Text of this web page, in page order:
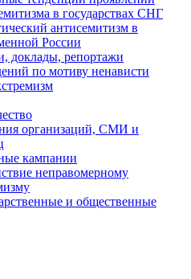
в государствах СНГ
антисемитизм в
России
доклады, репортажи
по мотиву ненависти
организаций, СМИ и
кампании
неправомерному
и общественные